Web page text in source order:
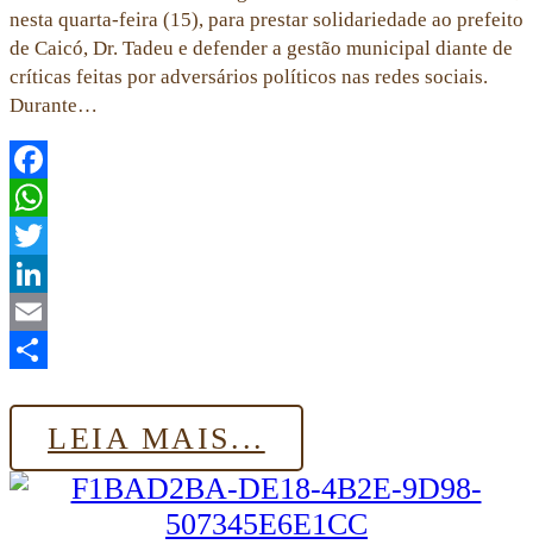
nesta quarta-feira (15), para prestar solidariedade ao prefeito
de Caicó, Dr. Tadeu e defender a gestão municipal diante de
críticas feitas por adversários políticos nas redes sociais.
Durante…
Facebook
WhatsApp
Twitter
LinkedIn
Email
LEIA MAIS...